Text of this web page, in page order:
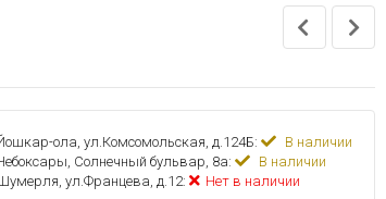
ола, ул.Комсомольская, д.124Б:
В наличии
Солнечный бульвар, 8а:
В наличии
ул.Францева, д.12:
Нет в наличии